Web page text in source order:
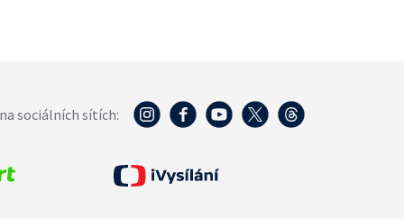
sociálních sítích: